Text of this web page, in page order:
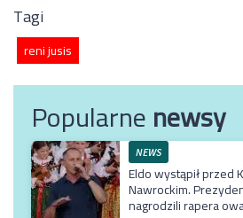
Tagi
reni jusis
Popularnenewsy
NEWS
Eldo wystąpił przed
Nawrockim.
nagrodzili rapera